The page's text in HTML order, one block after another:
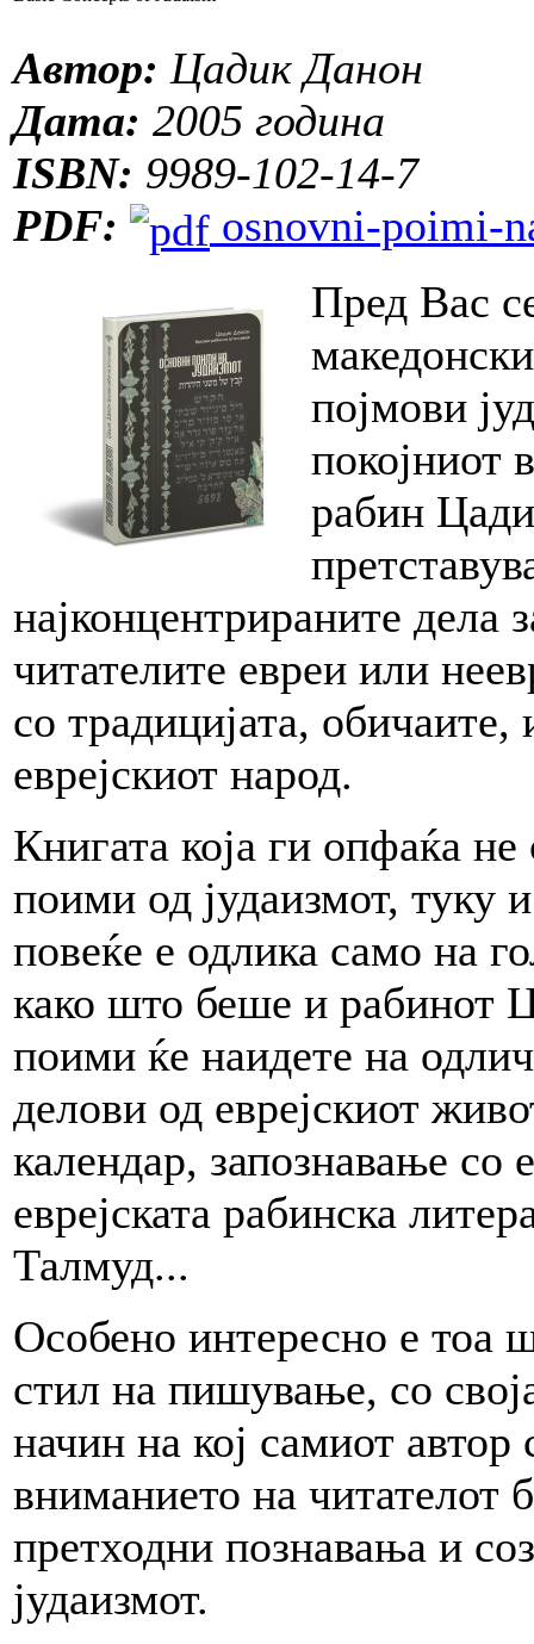
Автор: Цадик Данон
Дата: 2005 година
ISBN: 9989-102-14-7
PDF:
osnovni-poimi-
Пред Вас
појмови
покојниот
рабин
најконцентрираните дела
читателите евреи или
со традицијата, обичаите,
еврејскиот народ.
Книгата која ги опфаќа
поими од јудаизмот, туку
повеќе е одлика само на
како што беше и рабинот
поими ќе наидете на
делови од еврејскиот
календар, запознавање со
еврејската рабинска
Талмуд...
Особено интересно е тоа
стил на пишување, со
начин на кој самиот автор
вниманието на читателот
претходни познавања и
јудаизмот.